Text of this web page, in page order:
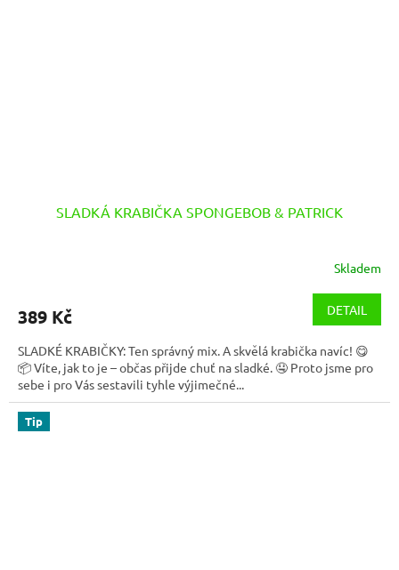
SLADKÁ KRABIČKA SPONGEBOB & PATRICK
Skladem
389 Kč DETAIL
SLADKÉ KRABIČKY: Ten správný mix. A skvělá krabička navíc! 😋
📦 Víte, jak to je – občas přijde chuť na sladké. 🤤 Proto jsme pro
sebe i pro Vás sestavili tyhle výjimečné...
Tip